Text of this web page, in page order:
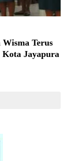
Terus
Jayapura